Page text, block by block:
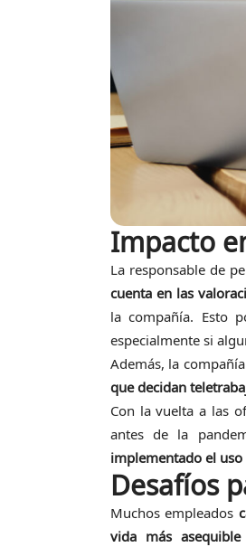
Impacto
La responsable de
cuenta en las
la compañía. Esto
especialmente si
Además, la
que decidan
Con la vuelta a las
antes de la
implementado el
Desafíos
Muchos empleados
vida más